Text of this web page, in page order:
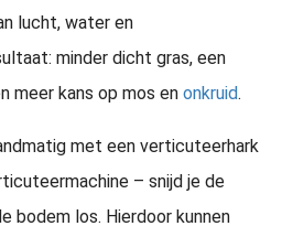
lucht, water en
minder dicht gras, een
meer kans op mos en onkruid.
met een verticuteerhark
– snijd je de
bodem los. Hierdoor kunnen